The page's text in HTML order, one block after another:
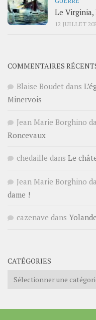
Le Virginia,
12 JUILLET
COMMENTAIRES
Blaise Boudet dans
Minervois
Jean Marie Borghino
Roncevaux
chedaille dans Le
Jean Marie Borghino
dame !
cazenave dans
CATÉGORIES
Catégories